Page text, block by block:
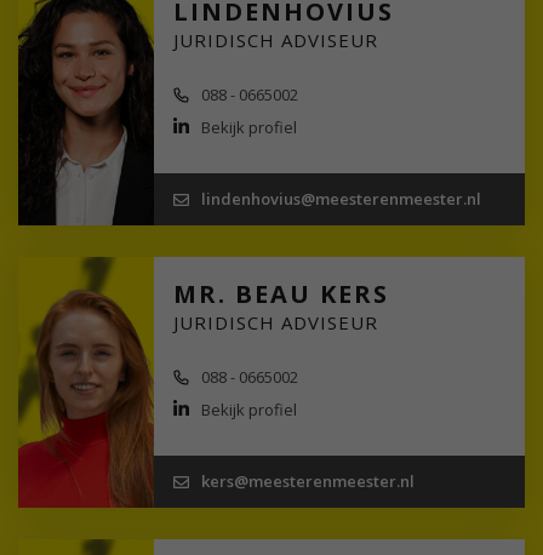
LINDENHOVIUS
JURIDISCH ADVISEUR
088 - 0665002
Bekijk profiel
lindenhovius@meesterenmeester.nl
MR. BEAU KERS
JURIDISCH ADVISEUR
088 - 0665002
Bekijk profiel
kers@meesterenmeester.nl